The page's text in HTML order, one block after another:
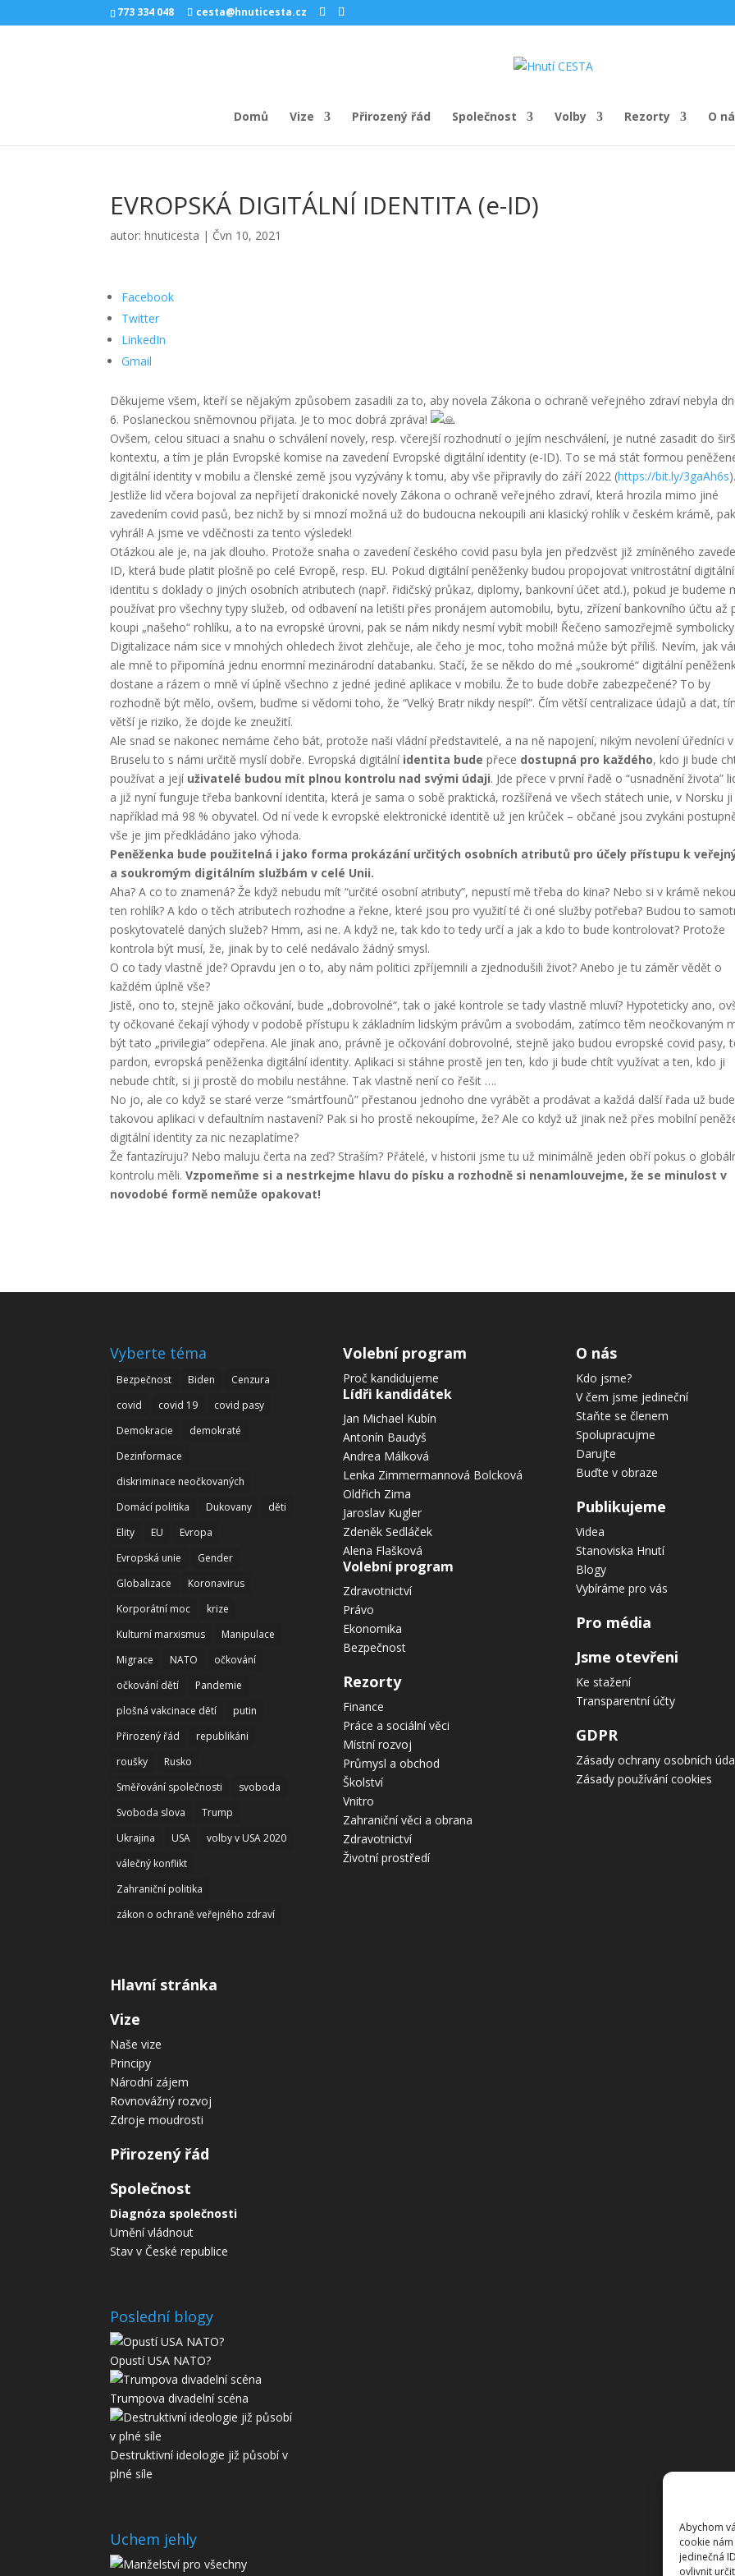
Abychom
cookie
jedinečná
ovlivnit
773 334 048 cesta@hnuticesta.cz
Domů Vize Přirozený řád Společnost Volby Rezorty O
EVROPSKÁ DIGITÁLNÍ IDENTITA (e-ID)
autor:hnuticesta | Čvn 10, 2021
Facebook
Twitter
LinkedIn
Gmail
Děkujeme všem, kteří se nějakým způsobem zasadili za to, aby novela Zákona o ochraně veřejného zdraví nebyla
6. Poslaneckou sněmovnou přijata. Je to moc dobrá zpráva!
Ovšem, celou situaci a snahu o schválení novely, resp. včerejší rozhodnutí o jejím neschválení, je nutné zasadit do
kontextu, a tím je plán Evropské komise na zavedení Evropské digitální identity (e-ID). To se má stát formou
digitální identity v mobilu a členské země jsou vyzývány k tomu, aby vše připravily do září 2022 (https://bit.ly/3gaAh6s
Jestliže lid včera bojoval za nepřijetí drakonické novely Zákona o ochraně veřejného zdraví, která hrozila mimo jiné
zavedením covid pasů, bez nichž by si mnozí možná už do budoucna nekoupili ani klasický rohlík v českém krámě,
vyhrál! A jsme ve vděčnosti za tento výsledek!
Otázkou ale je, na jak dlouho. Protože snaha o zavedení českého covid pasu byla jen předzvěst již zmíněného
ID, která bude platit plošně po celé Evropě, resp. EU. Pokud digitální peněženky budou propojovat vnitrostátní digitální
identitu s doklady o jiných osobních atributech (např. řidičský průkaz, diplomy, bankovní účet atd.), pokud je budeme
používat pro všechny typy služeb, od odbavení na letišti přes pronájem automobilu, bytu, zřízení bankovního účtu až
koupi „našeho“ rohlíku, a to na evropské úrovni, pak se nám nikdy nesmí vybít mobil! Řečeno samozřejmě
Digitalizace nám sice v mnohých ohledech život zlehčuje, ale čeho je moc, toho možná může být příliš. Nevím, jak
ale mně to připomíná jednu enormní mezinárodní databanku. Stačí, že se někdo do mé „soukromé“ digitální
dostane a rázem o mně ví úplně všechno z jedné jediné aplikace v mobilu. Že to bude dobře zabezpečené? To by
rozhodně být mělo, ovšem, buďme si vědomi toho, že “Velký Bratr nikdy nespí!”. Čím větší centralizace údajů a dat,
větší je riziko, že dojde ke zneužití.
Ale snad se nakonec nemáme čeho bát, protože naši vládní představitelé, a na ně napojení, nikým nevolení úředníci v
Bruselu to s námi určitě myslí dobře. Evropská digitální identita budepřece dostupná pro každého, kdo ji bude
používat a její uživatelé budou mít plnou kontrolu nad svými údaji. Jde přece v první řadě o “usnadnění života”
a již nyní funguje třeba bankovní identita, která je sama o sobě praktická, rozšířená ve všech státech unie, v Norsku ji
například má 98 % obyvatel. Od ní vede k evropské elektronické identitě už jen krůček – občané jsou zvykáni
vše je jim předkládáno jako výhoda.
Peněženka bude použitelná i jako forma prokázání určitých osobních atributů pro účely přístupu k
a soukromým digitálním službám v celé Unii.
Aha? A co to znamená? Že když nebudu mít “určité osobní atributy”, nepustí mě třeba do kina? Nebo si v krámě
ten rohlík? A kdo o těch atributech rozhodne a řekne, které jsou pro využití té či oné služby potřeba? Budou to
poskytovatelé daných služeb? Hmm, asi ne. A když ne, tak kdo to tedy určí a jak a kdo to bude kontrolovat? Protože
kontrola být musí, že, jinak by to celé nedávalo žádný smysl.
O co tady vlastně jde? Opravdu jen o to, aby nám politici zpříjemnili a zjednodušili život? Anebo je tu záměr vědět o
každém úplně vše?
Jistě, ono to, stejně jako očkování, bude „dobrovolné“, tak o jaké kontrole se tady vlastně mluví? Hypoteticky ano,
ty očkované čekají výhody v podobě přístupu k základním lidským právům a svobodám, zatímco těm neočkovaným
být tato „privilegia“ odepřena. Ale jinak ano, právně je očkování dobrovolné, stejně jako budou evropské covid pasy,
pardon, evropská peněženka digitální identity. Aplikaci si stáhne prostě jen ten, kdo ji bude chtít využívat a ten, kdo ji
nebude chtít, si ji prostě do mobilu nestáhne. Tak vlastně není co řešit ….
No jo, ale co když se staré verze “smártfounů” přestanou jednoho dne vyrábět a prodávat a každá další řada už
takovou aplikaci v defaultním nastavení? Pak si ho prostě nekoupíme, že? Ale co když už jinak než přes mobilní
digitální identity za nic nezaplatíme?
Že fantazíruju? Nebo maluju čerta na zeď? Straším? Přátelé, v historii jsme tu už minimálně jeden obří pokus o
kontrolu měli.Vzpomeňme si a nestrkejme hlavu do písku a rozhodně si nenamlouvejme, že se minulost v
novodobé formě nemůže opakovat!
Vyberte téma
Bezpečnost Biden
Cenzura
covid
covid 19
covid pasy
Demokracie
demokraté
Dezinformace
diskriminace neočkovaných
Domácí politika
Dukovany
děti
Elity
EU
Evropa
Evropská unie
Gender
Globalizace
Koronavirus
Korporátní moc
krize
Kulturní marxismus
Manipulace
Migrace
NATO
očkování
očkování dětí
Pandemie
plošná vakcinace dětí
putin
Přirozený řád
republikáni
roušky
Rusko
Směřování společnosti
svoboda
Svoboda slova
Trump
Ukrajina
USA
volby v USA 2020
válečný konflikt
Zahraniční politika
zákon o ochraně veřejného zdraví
Hlavní stránka
Vize
Naše vize
Principy
Národní zájem
Rovnovážný rozvoj
Zdroje moudrosti
Přirozený řád
Společnost
Diagnóza společnosti
Umění vládnout
Stav v České republice
Poslední blogy
Opustí USA NATO?
Trumpova divadelní scéna
Destruktivní ideologie již působí v
plné síle
Uchem jehly
Volební program
Proč kandidujeme
Lídři kandidátek
Jan Michael Kubín
Antonín Baudyš
Andrea Málková
Lenka Zimmermannová Bolcková
Oldřich Zima
Jaroslav Kugler
Zdeněk Sedláček
Alena Flašková
Volební program
Zdravotnictví
Právo
Ekonomika
Bezpečnost
Rezorty
Finance
Práce a sociální věci
Místní rozvoj
Průmysl a obchod
Školství
Vnitro
Zahraniční věci a obrana
Zdravotnictví
Životní prostředí
O nás
Kdo jsme?
V čem jsme jedineční
Staňte se členem
Spolupracujme
Darujte
Buďte v obraze
Publikujeme
Videa
Stanoviska Hnutí
Blogy
Vybíráme pro vás
Pro média
Jsme otevřeni
Ke stažení
Transparentní účty
GDPR
Zásady ochrany osobních
Zásady používání cookies